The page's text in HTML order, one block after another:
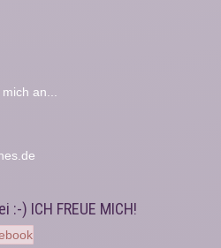
an...
) ICH FREUE MICH!